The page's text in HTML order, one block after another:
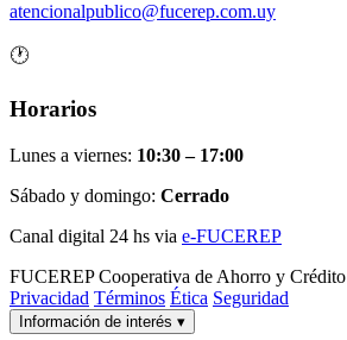
atencionalpublico@fucerep.com.uy
🕐
Horarios
Lunes a viernes: 10:30 – 17:00
Sábado y domingo: Cerrado
Canal digital 24 hs via e-FUCEREP
FUCEREP Cooperativa de Ahorro y Crédito
Privacidad Términos Ética Seguridad
Información de interés ▾